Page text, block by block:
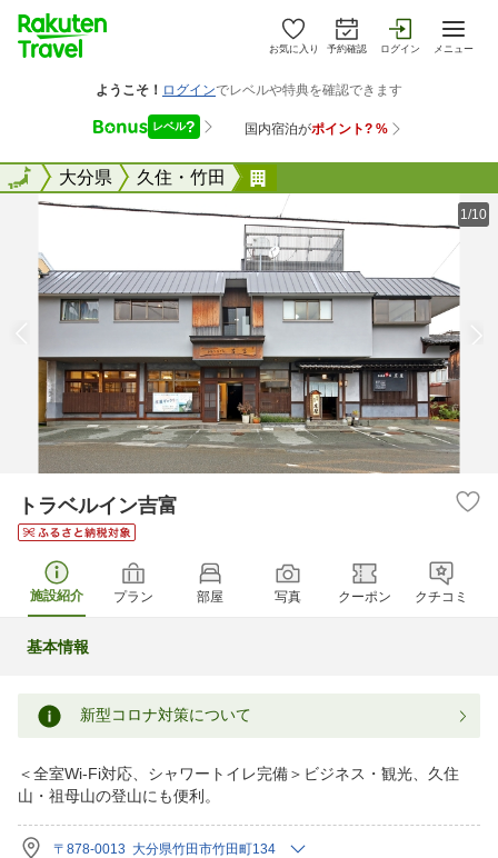
お気に入り 予約確認 ログイン メニュー
全国大分県 久住・竹田
全国
1/10
トラベルイン吉富
施設紹介 プラン 部屋 写真 クーポン クチコミ
基本情報
新型コロナ対策について
＜全室Wi-Fi対応、シャワートイレ完備＞ビジネス・観光、久住
山・祖母山の登山にも便利。
〒878-0013 大分県竹田市竹田町134